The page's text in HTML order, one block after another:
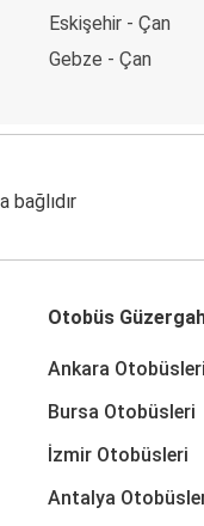
Eskişehir - Çan
Gebze - Çan
bağlıdır
Otobüs
Ankara Otobüsleri
Bursa Otobüsleri
İzmir Otobüsleri
Antalya